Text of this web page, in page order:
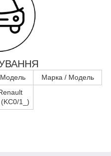
Марка / Модель
1_)